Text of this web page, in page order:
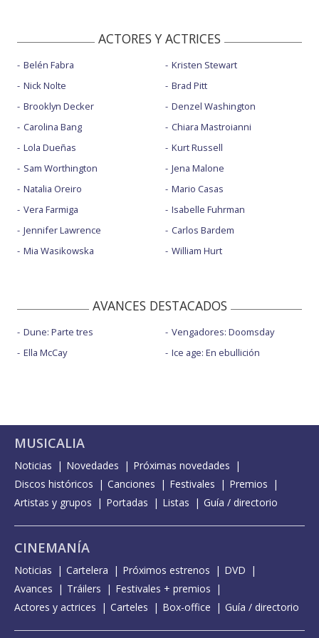
ACTORES Y ACTRICES
Belén Fabra
Nick Nolte
Brooklyn Decker
Carolina Bang
Lola Dueñas
Sam Worthington
Natalia Oreiro
Vera Farmiga
Jennifer Lawrence
Mia Wasikowska
Kristen Stewart
Brad Pitt
Denzel Washington
Chiara Mastroianni
Kurt Russell
Jena Malone
Mario Casas
Isabelle Fuhrman
Carlos Bardem
William Hurt
AVANCES DESTACADOS
Dune: Parte tres
Ella McCay
Vengadores: Doomsday
Ice age: En ebullición
MUSICALIA
Noticias Novedades
Próximas novedades
Discos históricos
Canciones Festivales
Premios
Artistas y grupos
Portadas Listas Guía / directorio
CINEMANÍA
Noticias Cartelera Próximos estrenos
DVD
Avances
Tráilers
Festivales + premios
Actores y actrices
Carteles Box-office Guía / directorio